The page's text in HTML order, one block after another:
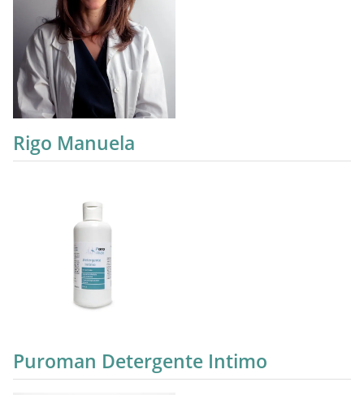
Rigo Manuela
Puroman Detergente Intimo